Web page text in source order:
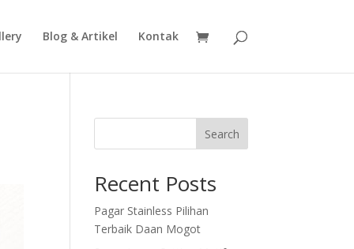
Blog & Artikel Kontak
Search
Recent Posts
Pagar Stainless Pilihan
Terbaik Daan Mogot